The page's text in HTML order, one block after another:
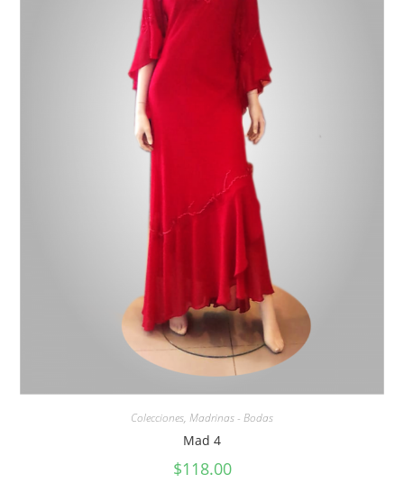
Colecciones, Madrinas - Bodas
Mad 4
$118.00